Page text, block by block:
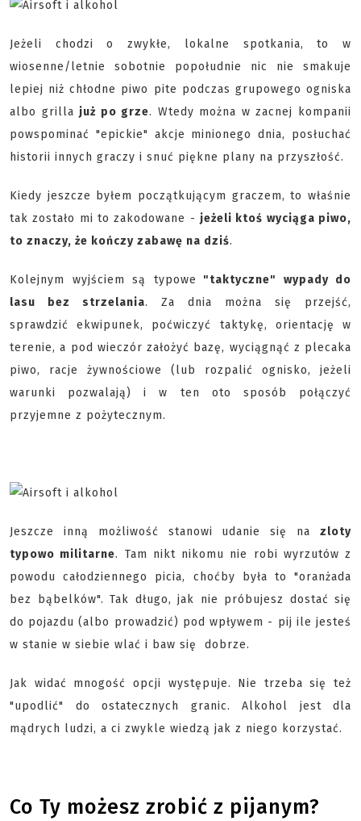
Jeżeli chodzi o zwykłe, lokalne spotkania, to w
wiosenne/letnie sobotnie popołudnie nic nie smakuje
lepiej niż chłodne piwo pite podczas grupowego ogniska
albo grilla już po grze. Wtedy można w zacnej kompanii
powspominać "epickie" akcje minionego dnia, posłuchać
historii innych graczy i snuć piękne plany na przyszłość.
Kiedy jeszcze byłem początkującym graczem, to właśnie
tak zostało mi to zakodowane - jeżeli ktoś wyciąga piwo,
to znaczy, że kończy zabawę na dziś.
Kolejnym wyjściem są typowe "taktyczne" wypady do
lasu bez strzelania. Za dnia można się przejść,
sprawdzić ekwipunek, poćwiczyć taktykę, orientację w
terenie, a pod wieczór założyć bazę, wyciągnąć z plecaka
piwo, racje żywnościowe (lub rozpalić ognisko, jeżeli
warunki pozwalają) i w ten oto sposób połączyć
przyjemne z pożytecznym.
Jeszcze inną możliwość stanowi udanie się na zloty
typowo militarne. Tam nikt nikomu nie robi wyrzutów z
powodu całodziennego picia, choćby była to "oranżada
bez bąbelków". Tak długo, jak nie próbujesz dostać się
do pojazdu (albo prowadzić) pod wpływem - pij ile jesteś
w stanie w siebie wlać i baw się dobrze.
Jak widać mnogość opcji występuje. Nie trzeba się też
"upodlić" do ostatecznych granic. Alkohol jest dla
mądrych ludzi, a ci zwykle wiedzą jak z niego korzystać.
Co Ty możesz zrobić z pijanym?